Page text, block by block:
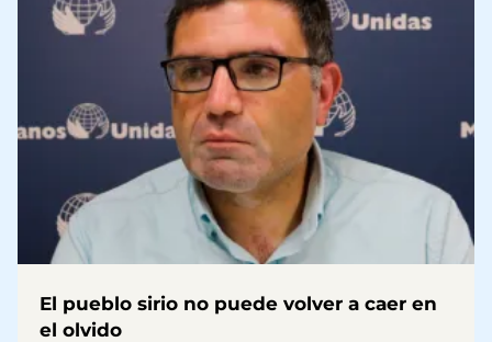
El pueblo sirio no puede volver a caer en
el olvido